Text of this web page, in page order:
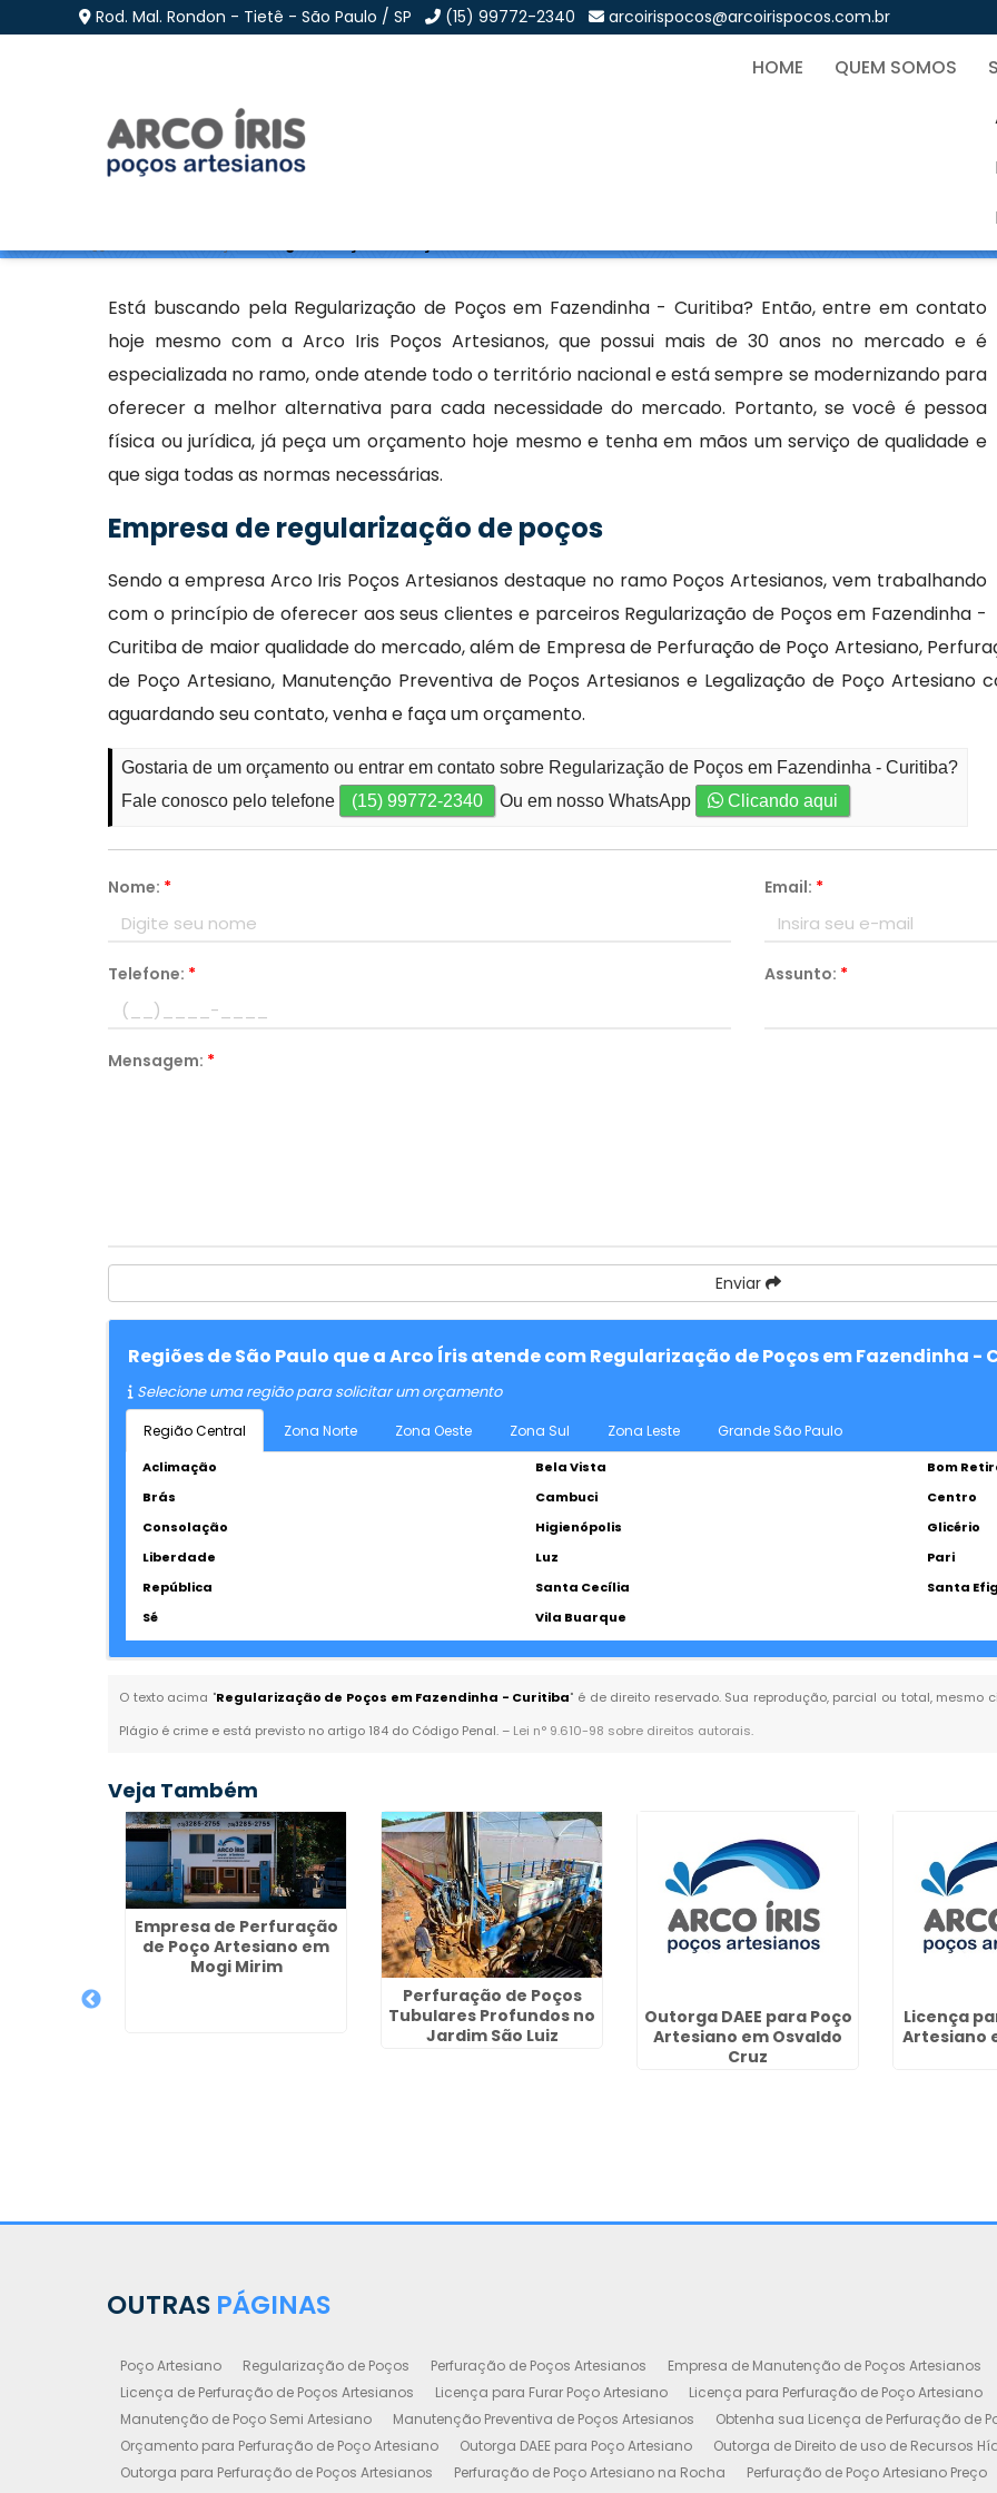
Rod. Mal. Rondon - Tietê - São Paulo / SP (15) 99772-2340 arcoirispocos@arcoirispocos.com.br
HOME QUEM SOMOS
Regularização de Poços em Fazendinha -
Está buscando pela Regularização de Poços em Fazendinha - Curitiba? Então, entre em contato
hoje mesmo com a Arco Iris Poços Artesianos, que possui mais de 30 anos no mercado e é
especializada no ramo, onde atende todo o território nacional e está sempre se modernizando para
oferecer a melhor alternativa para cada necessidade do mercado. Portanto, se você é pessoa
física ou jurídica, já peça um orçamento hoje mesmo e tenha em mãos um serviço de qualidade e
que siga todas as normas necessárias.
Empresa de regularização de poços
Sendo a empresa Arco Iris Poços Artesianos destaque no ramo Poços Artesianos, vem trabalhando
com o princípio de oferecer aos seus clientes e parceiros Regularização de Poços em Fazendinha -
Curitiba de maior qualidade do mercado, além de Empresa de Perfuração de Poço Artesiano,
de Poço Artesiano, Manutenção Preventiva de Poços Artesianos e Legalização de Poço Artesiano
aguardando seu contato, venha e faça um orçamento.
Gostaria de um orçamento ou entrar em contato sobre Regularização de Poços em Fazendinha - Curitiba?
Fale conosco pelo telefone
(15) 99772-2340 Ou em nosso WhatsApp Clicando aqui
Nome: * Email: *
Telefone: * Assunto: *
Mensagem: *
Enviar
Regiões de São Paulo que a Arco Íris atende com Regularização de Poços em Fazendinha -
Selecione uma região para solicitar um orçamento
Região Central Zona Norte Zona Oeste Zona Sul Zona Leste Grande São Paulo
Aclimação Bela Vista
Bom
Brás
Cambuci
Centro
Consolação
Higienópolis
Glicério
Liberdade
Luz
Pari
República
Santa Cecília
Santa
Sé
Vila Buarque
O texto acima "Regularização de Poços em Fazendinha - Curitiba" é de direito reservado. Sua reprodução, parcial ou total,
Plágio é crime e está previsto no artigo 184 do Código Penal. – Lei n° 9.610-98 sobre direitos autorais.
Veja Também
Empresa de Perfuração
de Poço Artesiano em
Mogi Mirim
Perfuração de Poços
Tubulares Profundos no
Jardim São Luiz
Outorga DAEE para Poço
Artesiano em Osvaldo
Cruz
Licença
Artesiano
OUTRAS PÁGINAS
Poço Artesiano Regularização de Poços Perfuração de Poços Artesianos Empresa de Manutenção de Poços Artesianos
Licença de Perfuração de Poços Artesianos
Licença para Furar Poço Artesiano Licença para Perfuração de Poço Artesiano
Manutenção de Poço Semi Artesiano
Manutenção Preventiva de Poços Artesianos Obtenha sua Licença de Perfuração de
Orçamento para Perfuração de Poço Artesiano
Outorga DAEE para Poço Artesiano
Outorga de Direito de uso de Recursos
Outorga para Perfuração de Poços Artesianos
Perfuração de Poço Artesiano na Rocha Perfuração de Poço Artesiano Preço